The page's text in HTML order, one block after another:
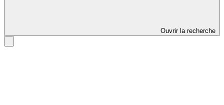
Ouvrir la recherche